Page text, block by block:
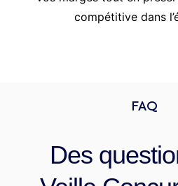
compétitive dans
FAQ
Des